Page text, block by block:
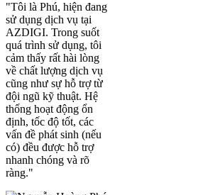
"Tôi là Phú, hiện đang
sử dụng dịch vụ tại
AZDIGI. Trong suốt
quá trình sử dụng, tôi
cảm thấy rất hài lòng
về chất lượng dịch vụ
cũng như sự hỗ trợ từ
đội ngũ kỹ thuật. Hệ
thống hoạt động ổn
định, tốc độ tốt, các
vấn đề phát sinh (nếu
có) đều được hỗ trợ
nhanh chóng và rõ
ràng."